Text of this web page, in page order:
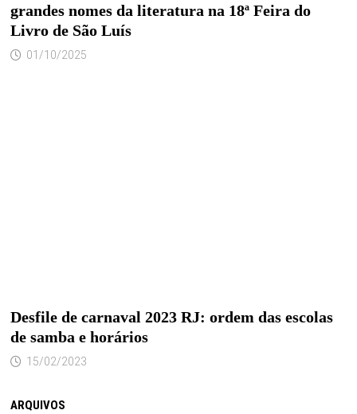
grandes nomes da literatura na 18ª Feira do
Livro de São Luís
01/10/2025
Desfile de carnaval 2023 RJ: ordem das escolas
de samba e horários
15/02/2023
ARQUIVOS